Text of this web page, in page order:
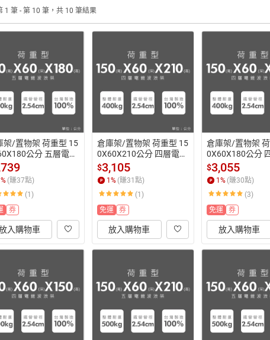
1 筆 - 第 10 筆，共 10 筆結果
架/置物架 荷重型 15
公分 五層電鍍
)波浪收納架 超強耐
% (賺37點)
(1)
券
入購物車
倉庫架/置物架 荷重型 15
0X60X210公分 四層電鍍
(鎖管)波浪收納架 超強耐
重 dayneeds
$3,105
1% (賺31點)
(1)
免運
券
放入購物車
倉庫架/置物架
0X60X180公分
(鎖管)波浪收納架
重 dayneeds
$3,055
1% (賺30點)
(3)
免運
券
放入購物車